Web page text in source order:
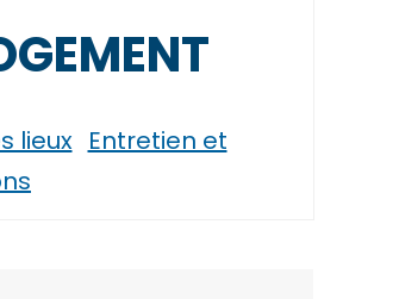
lieux Entretien et